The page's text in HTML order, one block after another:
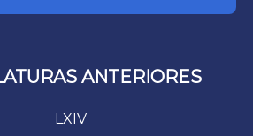
ANTERIORES
LXIV